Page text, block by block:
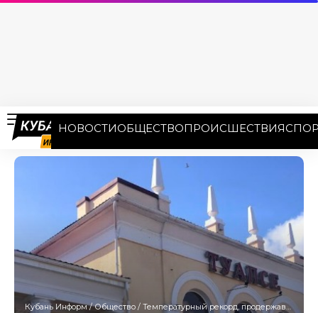
НОВОСТИОБЩЕСТВОПРОИСШЕСТВИЯ
Кубань Информ/Общество / Температурный рекорд, продержавшийся 32 года, побит в Туапсе